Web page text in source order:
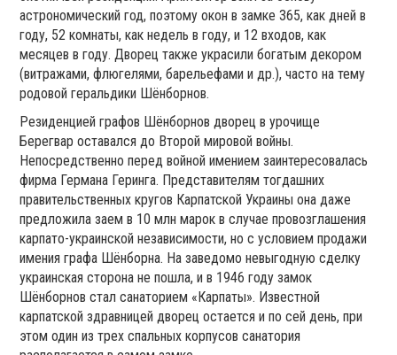
астрономический год, поэтому окон в замке 365, как дней в
году, 52 комнаты, как недель в году, и 12 входов, как
месяцев в году. Дворец также украсили богатым декором
(витражами, флюгелями, барельефами и др.), часто на тему
родовой геральдики Шёнборнов.
Резиденцией графов Шёнборнов дворец в урочище
Берегвар оставался до Второй мировой войны.
Непосредственно перед войной имением заинтересовалась
фирма Германа Геринга. Представителям тогдашних
правительственных кругов Карпатской Украины она даже
предложила заем в 10 млн марок в случае провозглашения
карпато-украинской независимости, но с условием продажи
имения графа Шёнборна. На заведомо невыгодную сделку
украинская сторона не пошла, и в 1946 году замок
Шёнборнов стал санаторием «Карпаты». Известной
карпатской здравницей дворец остается и по сей день, при
этом один из трех спальных корпусов санатория